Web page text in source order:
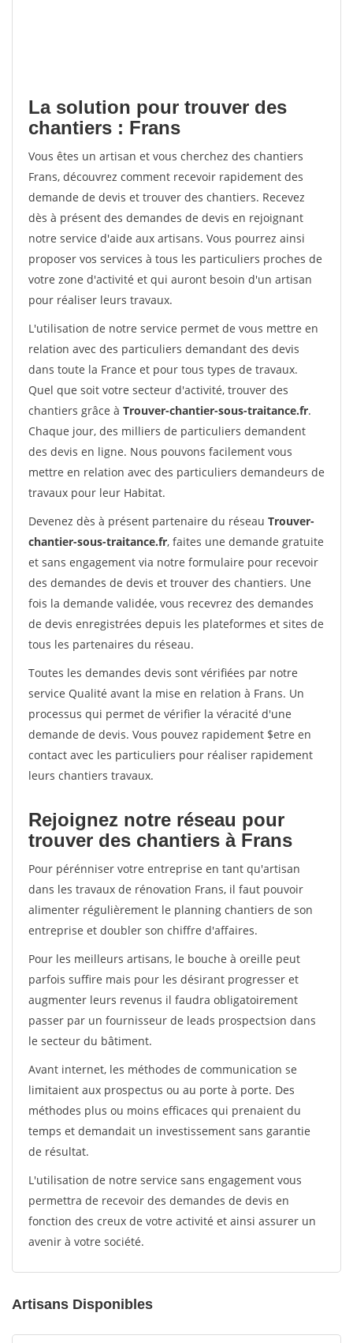
La solution pour trouver des
chantiers : Frans
Vous êtes un artisan et vous cherchez des chantiers
Frans, découvrez comment recevoir rapidement des
demande de devis et trouver des chantiers. Recevez
dès à présent des demandes de devis en rejoignant
notre service d'aide aux artisans. Vous pourrez ainsi
proposer vos services à tous les particuliers proches de
votre zone d'activité et qui auront besoin d'un artisan
pour réaliser leurs travaux.
L'utilisation de notre service permet de vous mettre en
relation avec des particuliers demandant des devis
dans toute la France et pour tous types de travaux.
Quel que soit votre secteur d'activité, trouver des
chantiers grâce à Trouver-chantier-sous-traitance.fr.
Chaque jour, des milliers de particuliers demandent
des devis en ligne. Nous pouvons facilement vous
mettre en relation avec des particuliers demandeurs de
travaux pour leur Habitat.
Devenez dès à présent partenaire du réseau Trouver-
chantier-sous-traitance.fr, faites une demande gratuite
et sans engagement via notre formulaire pour recevoir
des demandes de devis et trouver des chantiers. Une
fois la demande validée, vous recevrez des demandes
de devis enregistrées depuis les plateformes et sites de
tous les partenaires du réseau.
Toutes les demandes devis sont vérifiées par notre
service Qualité avant la mise en relation à Frans. Un
processus qui permet de vérifier la véracité d'une
demande de devis. Vous pouvez rapidement $etre en
contact avec les particuliers pour réaliser rapidement
leurs chantiers travaux.
Rejoignez notre réseau pour
trouver des chantiers à Frans
Pour pérénniser votre entreprise en tant qu'artisan
dans les travaux de rénovation Frans, il faut pouvoir
alimenter régulièrement le planning chantiers de son
entreprise et doubler son chiffre d'affaires.
Pour les meilleurs artisans, le bouche à oreille peut
parfois suffire mais pour les désirant progresser et
augmenter leurs revenus il faudra obligatoirement
passer par un fournisseur de leads prospectsion dans
le secteur du bâtiment.
Avant internet, les méthodes de communication se
limitaient aux prospectus ou au porte à porte. Des
méthodes plus ou moins efficaces qui prenaient du
temps et demandait un investissement sans garantie
de résultat.
L'utilisation de notre service sans engagement vous
permettra de recevoir des demandes de devis en
fonction des creux de votre activité et ainsi assurer un
avenir à votre société.
Artisans Disponibles